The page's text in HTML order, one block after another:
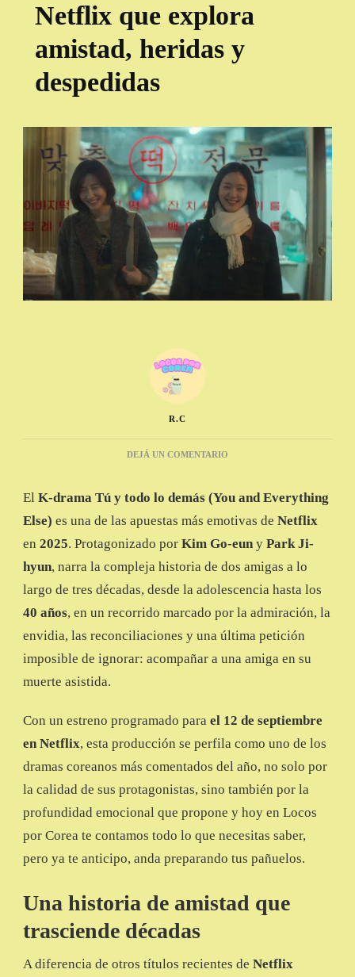
Netflix que explora
amistad, heridas y
despedidas
R.C
DEJÁ UN COMENTARIO
TÚ
LO
SERIE
NETFLIX
QUE
AMISTAD,
El K-drama Tú y todo lo demás (You and Everything
Else) es una de las apuestas más emotivas de Netflix
en 2025. Protagonizado por Kim Go-eun y Park Ji-
hyun, narra la compleja historia de dos amigas a lo
largo de tres décadas, desde la adolescencia hasta los
40 años, en un recorrido marcado por la admiración, la
envidia, las reconciliaciones y una última petición
imposible de ignorar: acompañar a una amiga en su
muerte asistida.
Con un estreno programado para el 12 de septiembre
en Netflix, esta producción se perfila como uno de los
dramas coreanos más comentados del año, no solo por
la calidad de sus protagonistas, sino también por la
profundidad emocional que propone y hoy en Locos
por Corea te contamos todo lo que necesitas saber,
pero ya te anticipo, anda preparando tus pañuelos.
Una historia de amistad que
trasciende décadas
A diferencia de otros títulos recientes de Netflix